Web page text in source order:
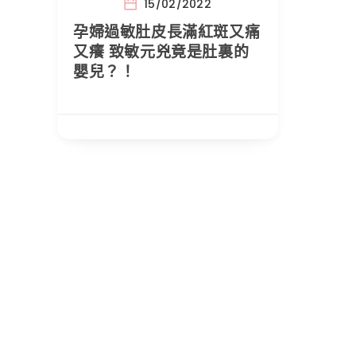
15/02/2022
孕婦過敏肚皮長滿紅斑又痛
又癢 致敏元兇竟是肚裏的
嬰兒？！